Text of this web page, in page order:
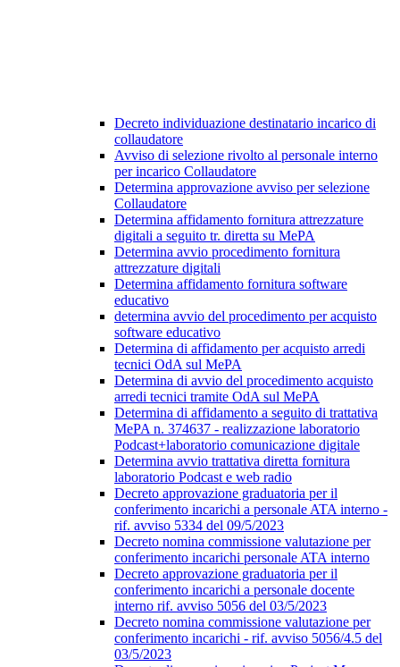
Decreto individuazione destinatario incarico di
collaudatore
Avviso di selezione rivolto al personale interno
per incarico Collaudatore
Determina approvazione avviso per selezione
Collaudatore
Determina affidamento fornitura attrezzature
digitali a seguito tr. diretta su MePA
Determina avvio procedimento fornitura
attrezzature digitali
Determina affidamento fornitura software
educativo
determina avvio del procedimento per acquisto
software educativo
Determina di affidamento per acquisto arredi
tecnici OdA sul MePA
Determina di avvio del procedimento acquisto
arredi tecnici tramite OdA sul MePA
Determina di affidamento a seguito di trattativa
MePA n. 374637 - realizzazione laboratorio
Podcast+laboratorio comunicazione digitale
Determina avvio trattativa diretta fornitura
laboratorio Podcast e web radio
Decreto approvazione graduatoria per il
conferimento incarichi a personale ATA interno -
rif. avviso 5334 del 09/5/2023
Decreto nomina commissione valutazione per
conferimento incarichi personale ATA interno
Decreto approvazione graduatoria per il
conferimento incarichi a personale docente
interno rif. avviso 5056 del 03/5/2023
Decreto nomina commissione valutazione per
conferimento incarichi - rif. avviso 5056/4.5 del
03/5/2023